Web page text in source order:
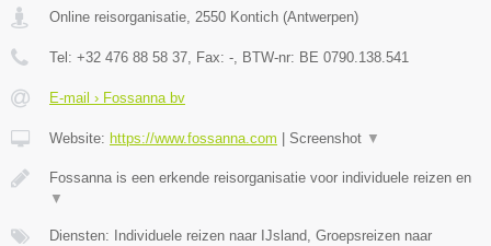
Online reisorganisatie, 2550 Kontich (Antwerpen)
Tel: +32 476 88 58 37, Fax: -, BTW-nr: BE 0790.138.541
E-mail › Fossanna bv
Website: https://www.fossanna.com Screenshot ▼
Fossanna is een erkende reisorganisatie voor individuele reizen en
▼
Diensten: Individuele reizen naar IJsland, Groepsreizen naar